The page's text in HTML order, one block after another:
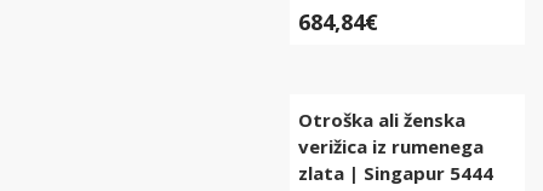
684,84€
Otroška ali ženska
verižica iz rumenega
zlata | Singapur 5444